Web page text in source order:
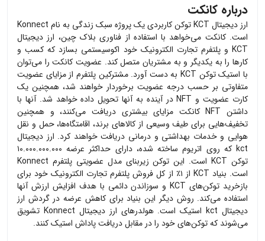
درباره کانکت
ارز دیجیتال KCT توکن کاربردی یک پروژه سبک زندگی به نام Konnect
است. کانکت می‌خواهد با استفاده از فناوری بلاک چین، ارز دیجیتال
KCT و پلتفرم تجارت الکترونیک خود اکوسیستمی بسازد که کسب و
کارها را به یکدیگر و به مشتریان متصل کند. عضویت کانکت را می‌توان
با استیک توکن KCT به دست آورد. مشترکین پلتفرم از مزایای عضویت
متفاوتی بر حسب درجه عضویت برخوردار خواهند شد، همچنین یک
کارت عضویت و NFT در آینده به آنها تحویل داده خواهد شد. آنها با
داشتن NFT کانکت مزایای بیشتری دریافت می‌کنند، و همچنین
تخفیف‌هایی برای طیف وسیعی از کالاهای برند، اقامتگاه‌ها، حمل و نقل
هوایی و خدمات بهداشتی و درمانی دریافت خواهند کرد. ارز دیجیتال
kct که روی اتریوم ساخته شده، دارای حداکثر عرضه ۱۰.۰۰۰.۰۰۰.۰۰۰
توکن KCT است. این توکن زیربنای مدل عضویتی پلتفرم Konnect
است. بنیاد KCT از ۱٪ از کل فروش پلتفرم تجارت الکترونیک خود برای
بازخرید توکن‌های KCT و سوزاندن دائمی با هدف افزایش ارزش آنها
استفاده می‌کند. روش دیگر این بنیاد برای کاهش عرضه در گردش ارز
دیجیتال kct استیک است. هولدرهای ارز دیجیتال Konnect تشویق
می‌شوند که توکن‌های خود را در مقابل دریافت پاداش استیک کنند.